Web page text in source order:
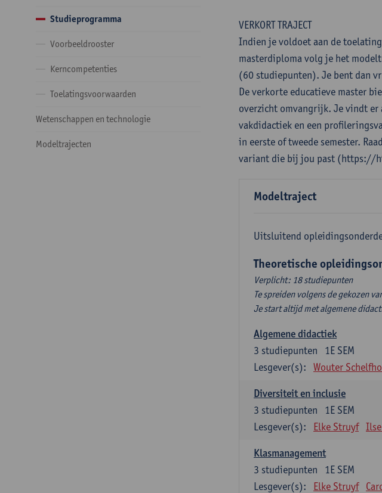
Studieprogramma
Voorbeeldrooster
Kerncompetenties
Toelatingsvoorwaarden
Wetenschappen en technologie
Modeltrajecten
VERKORT TRAJECT
Indien je voldoet aan de
masterdiploma volg je het
(60 studiepunten). Je bent dan
De verkorte educatieve master
overzicht omvangrijk. Je vindt
vakdidactiek en een
in eerste of tweede semester.
variant die bij jou past (https://
Modeltraject
Uitsluitend
Theoretische
Verplicht: 18 studiepunten
Te spreiden volgens de gekozen
Je start altijd met algemene
Algemene didactiek
1E SEM
3 studiepunten
Lesgever(s):
Wouter
Diversiteit en inclusie
1E SEM
3 studiepunten
Lesgever(s):
Elke Struyf
Klasmanagement
1E SEM
3 studiepunten
Lesgever(s):
Elke Struyf